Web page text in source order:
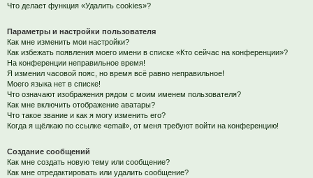
Что делает функция «Удалить cookies»?
Параметры и настройки пользователя
Как мне изменить мои настройки?
Как избежать появления моего имени в списке «Кто сейчас на конференции»?
На конференции неправильное время!
Я изменил часовой пояс, но время всё равно неправильное!
Моего языка нет в списке!
Что означают изображения рядом с моим именем пользователя?
Как мне включить отображение аватары?
Что такое звание и как я могу изменить его?
Когда я щёлкаю по ссылке «email», от меня требуют войти на конференцию!
Создание сообщений
Как мне создать новую тему или сообщение?
Как мне отредактировать или удалить сообщение?